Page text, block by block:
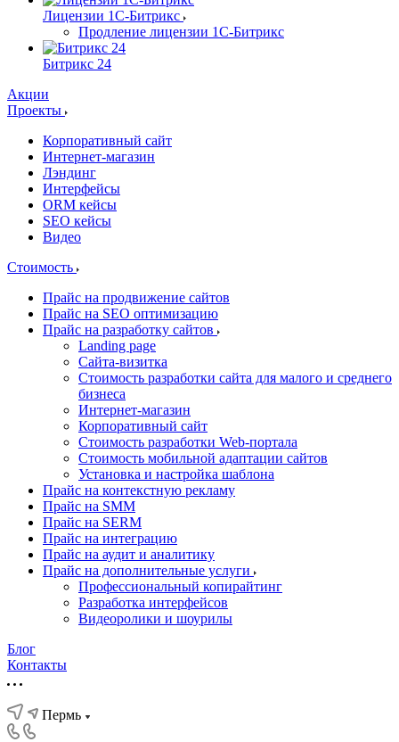
Лицензии 1С-Битрикс
Продление лицензии 1С-Битрикс
Битрикс 24
Акции
Проекты
Корпоративный сайт
Интернет-магазин
Лэндинг
Интерфейсы
ORM кейсы
SEO кейсы
Видео
Стоимость
Прайс на продвижение сайтов
Прайс на SEO оптимизацию
Прайс на разработку сайтов
Landing page
Cайта-визитка
Стоимость разработки сайта для малого и среднего
бизнеса
Интернет-магазин
Корпоративный сайт
Стоимость разработки Web-портала
Стоимость мобильной адаптации сайтов
Установка и настройка шаблона
Прайс на контекстную рекламу
Прайс на SMM
Прайс на SERM
Прайс на интеграцию
Прайс на аудит и аналитику
Прайс на дополнительные услуги
Профессиональный копирайтинг
Разработка интерфейсов
Видеоролики и шоурилы
Блог
Контакты
Пермь